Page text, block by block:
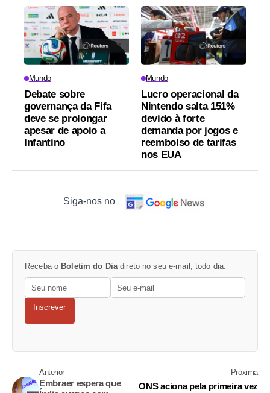
Mundo
Debate sobre
governança da Fifa
deve se prolongar
apesar de apoio a
Infantino
Mundo
Lucro operacional da
Nintendo salta 151%
devido à forte
demanda por jogos e
reembolso de tarifas
nos EUA
Siga-nos no
Receba o Boletim do Dia direto no seu e-mail, todo dia.
Inscrever
Anterior
Embraer espera que
Próxima
ONS aciona pela primeira vez